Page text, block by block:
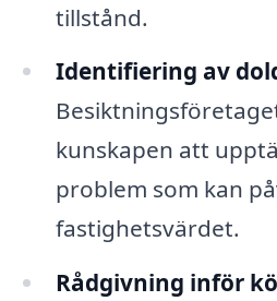
tillstånd.
Identifiering av
kunskapen att
problem som kan
fastighetsvärdet.
Rådgivning inför